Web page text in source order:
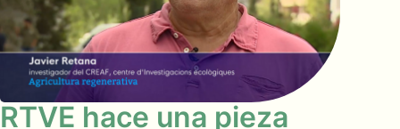
RTVE hace una pieza